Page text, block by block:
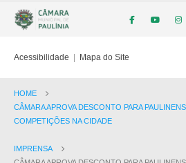
Acessibilidade | Mapa do Site
HOME
CÂMARA APROVA DESCONTO PARA
COMPETIÇÕES NA CIDADE
IMPRENSA